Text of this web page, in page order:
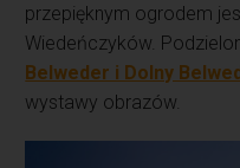
przepięknym ogrodem
Wiedeńczyków.
Belweder i Dolny
wystawy obrazów.